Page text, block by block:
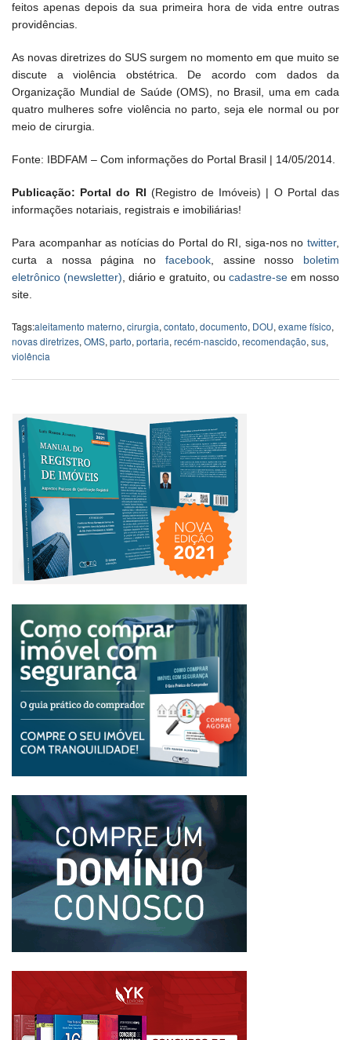
feitos apenas depois da sua primeira hora de vida entre outras
providências.
As novas diretrizes do SUS surgem no momento em que muito se
discute a violência obstétrica. De acordo com dados da
Organização Mundial de Saúde (OMS), no Brasil, uma em cada
quatro mulheres sofre violência no parto, seja ele normal ou por
meio de cirurgia.
Fonte: IBDFAM – Com informações do Portal Brasil | 14/05/2014.
Publicação: Portal do RI (Registro de Imóveis) | O Portal das
informações notariais, registrais e imobiliárias!
Para acompanhar as notícias do Portal do RI, siga-nos no twitter,
curta a nossa página no facebook, assine nosso boletim
eletrônico (newsletter) , diário e gratuito, ou cadastre-seem nosso
site.
Tags:aleitamento materno, cirurgia, contato, documento, DOU, exame físico,
novas diretrizes, OMS, parto, portaria, recém-nascido, recomendação, sus,
violência